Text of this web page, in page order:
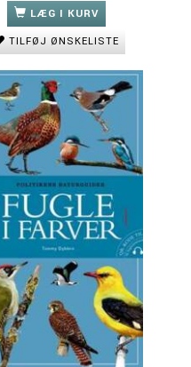
LÆG I KURV
TILFØJ ØNSKELISTE